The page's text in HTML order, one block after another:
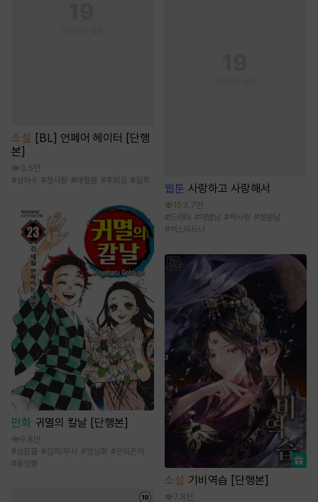
소설 [BL] 언페어 헤이터 [단행
본]
3.5만
#상처수 #첫사랑 #애절물 #후회공 #질투
만화 귀멸의 칼날 [단행본]
9.8만
#성장물 #검객/무사 #영상화 #인외존재
#동양풍
웹툰 사랑하고 사랑해서
153.7만
#드라마 #재벌남 #짝사랑 #절륜남
#섹스파트너
소설 기비역습 [단행본]
7.8천